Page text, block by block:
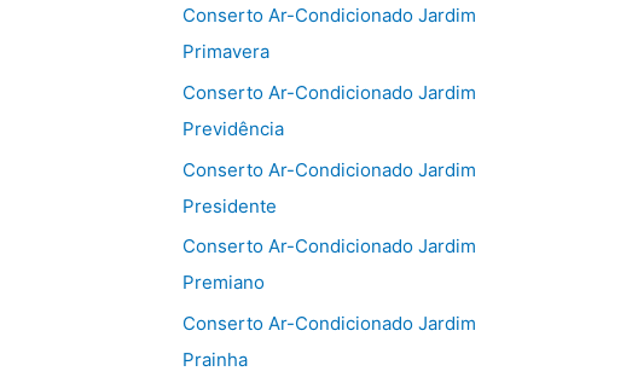
Conserto Ar-Condicionado Jardim
Primavera
Conserto Ar-Condicionado Jardim
Previdência
Conserto Ar-Condicionado Jardim
Presidente
Conserto Ar-Condicionado Jardim
Premiano
Conserto Ar-Condicionado Jardim
Prainha